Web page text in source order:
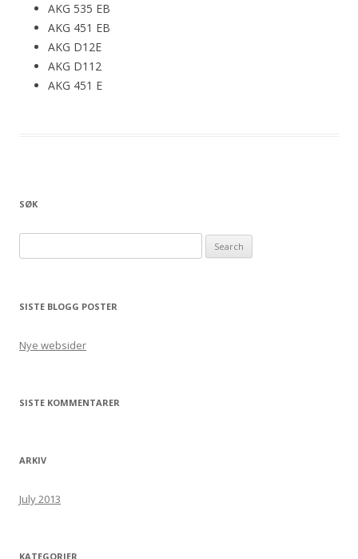
AKG 535 EB
AKG 451 EB
AKG D12E
AKG D112
AKG 451 E
SØK
SISTE BLOGG POSTER
Nye websider
SISTE KOMMENTARER
ARKIV
July 2013
KATEGORIER